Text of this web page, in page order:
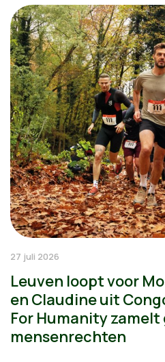
27 juli 2026
Leuven loopt voor
en Claudine uit
For Humanity zamelt
mensenrechten